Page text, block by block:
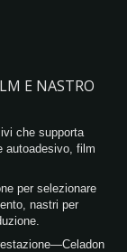
E NASTRO
che supporta
autoadesivo, film
per selezionare
nastri per